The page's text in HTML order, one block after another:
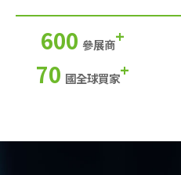
600 參展商+
70 國全球買家+